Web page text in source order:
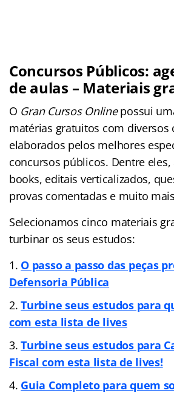
Concursos Públicos:
de aulas – Materiais
O Gran Cursos Onlinepossui
matérias gratuitos com diversos
elaborados pelos melhores
concursos públicos. Dentre eles,
books, editais verticalizados,
provas comentadas e muito
Selecionamos cinco materiais
turbinar os seus estudos:
O passo a passo das peças
Defensoria Pública
Turbine seus estudos para
com esta lista de lives
Turbine seus estudos para
Fiscal com esta lista de lives!
Guia Completo para quem